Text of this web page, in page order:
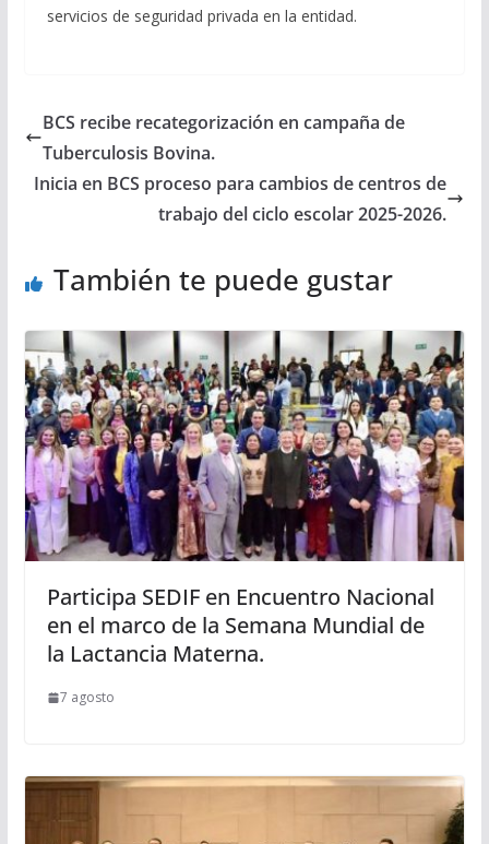
servicios de seguridad privada en la entidad.
BCS recibe recategorización en campaña de
Tuberculosis Bovina.
Inicia en BCS proceso para cambios de centros de
trabajo del ciclo escolar 2025-2026.
También te puede gustar
Participa SEDIF en Encuentro Nacional
en el marco de la Semana Mundial de
la Lactancia Materna.
7 agosto